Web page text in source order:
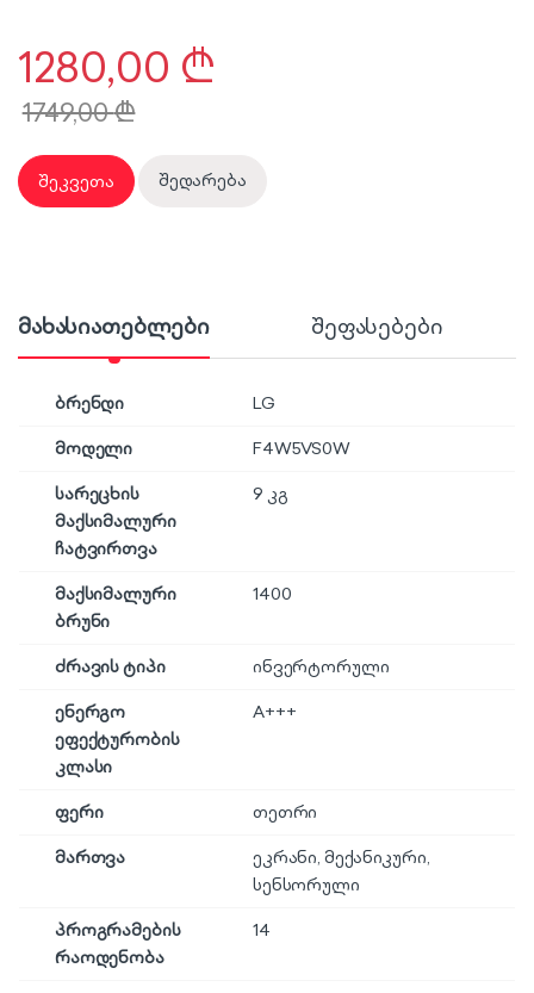
1280,00 ₾
1749,00₾
შეკვეთა შედარება
მახასიათებლები შეფასებები
ბრენდი
LG
მოდელი
F4W5VS0W
სარეცხის
მაქსიმალური
ჩატვირთვა
9 კგ
მაქსიმალური
ბრუნი
1400
ძრავის ტიპი
ინვერტორული
ენერგო
ეფექტურობის
კლასი
A+++
ფერი
თეთრი
მართვა
ეკრანი, მექანიკური,
სენსორული
პროგრამების
რაოდენობა
14